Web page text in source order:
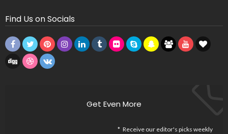
Find Us on Socials
Get Even More
Receive our editor's picks weekly